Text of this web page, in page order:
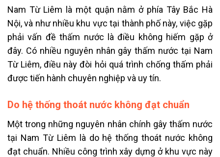
Nam Từ Liêm là một quận nằm ở phía Tây Bắc Hà
Nội, và như nhiều khu vực tại thành phố này, việc gặp
phải vấn đề thấm nước là điều không hiếm gặp ở
đây. Có nhiều nguyên nhân gây thấm nước tại Nam
Từ Liêm, điều này đòi hỏi quá trình chống thấm phải
được tiến hành chuyên nghiệp và uy tín.
Do hệ thống thoát nước không đạt chuẩn
Một trong những nguyên nhân chính gây thấm nước
tại Nam Từ Liêm là do hệ thống thoát nước không
đạt chuẩn. Nhiều công trình xây dựng ở khu vực này